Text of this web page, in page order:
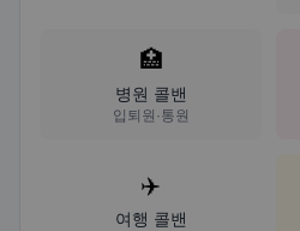
🏥
병원 콜밴
입퇴원·통원
✈️
여행 콜밴